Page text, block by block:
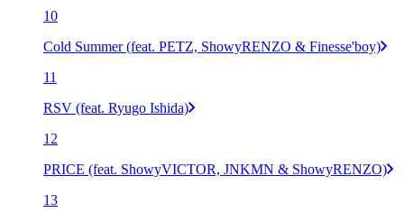
10
Cold Summer (feat. PETZ, ShowyRENZO & Finesse'boy)
11
RSV (feat. Ryugo Ishida)
12
PRICE (feat. ShowyVICTOR, JNKMN & ShowyRENZO)
13